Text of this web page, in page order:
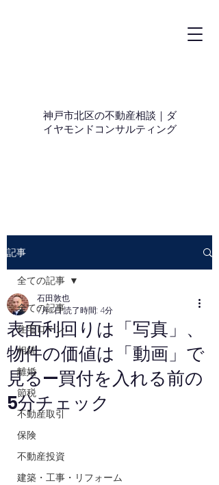
神戸市北区の不動産相談｜ダ
イヤモンドコンサルティング
記事
全ての記事
住宅ローン
相続
離婚
節税
不動産取引
保険
不動産投資
建築・工事・リフォーム
全ての記事
表面利回りは「写真」、
物件の価値は「動画」で
見る—買付を入れる前の
5分チェック
石田敦也
7月2日読了時間: 4分